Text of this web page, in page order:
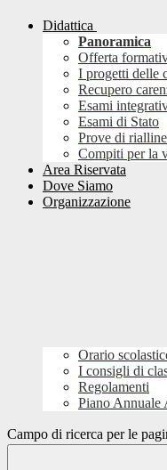
Didattica
Panoramica
Offerta
I progetti delle
Recupero
Esami
Esami di Stato
Prove di
Compiti per la
Area Riservata
Dove Siamo
Organizzazione
Orario
I consigli di
Regolamenti
Piano Annuale
Campo di ricerca per le